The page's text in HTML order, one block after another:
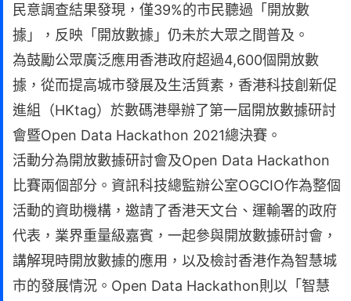
民意調查結果發現，僅39%的市民聽過「開放數
據」，反映「開放數據」仍未於大眾之間普及。
為鼓勵公眾廣泛應用香港政府超過4,600個開放數
據，從而提高城市發展及生活質素，香港科技創新促
進組（HKtag）於數碼港舉辦了第一屆開放數據研討
會暨Open Data Hackathon 2021總決賽。
活動分為開放數據研討會及Open Data Hackathon
比賽兩個部分。資訊科技總監辦公室OGCIO作為整個
活動的資助機構，邀請了香港天文台、運輸署的政府
代表，業界重量級嘉賓，一起參與開放數據研討會，
講解現時開放數據的應用，以及檢討香港作為智慧城
市的發展情況。Open Data Hackathon則以「智慧